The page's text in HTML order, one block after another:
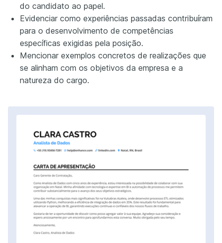
do candidato ao papel.
Evidenciar como experiências passadas contribuíram
para o desenvolvimento de competências
específicas exigidas pela posição.
Mencionar exemplos concretos de realizações que
se alinham com os objetivos da empresa e a
natureza do cargo.